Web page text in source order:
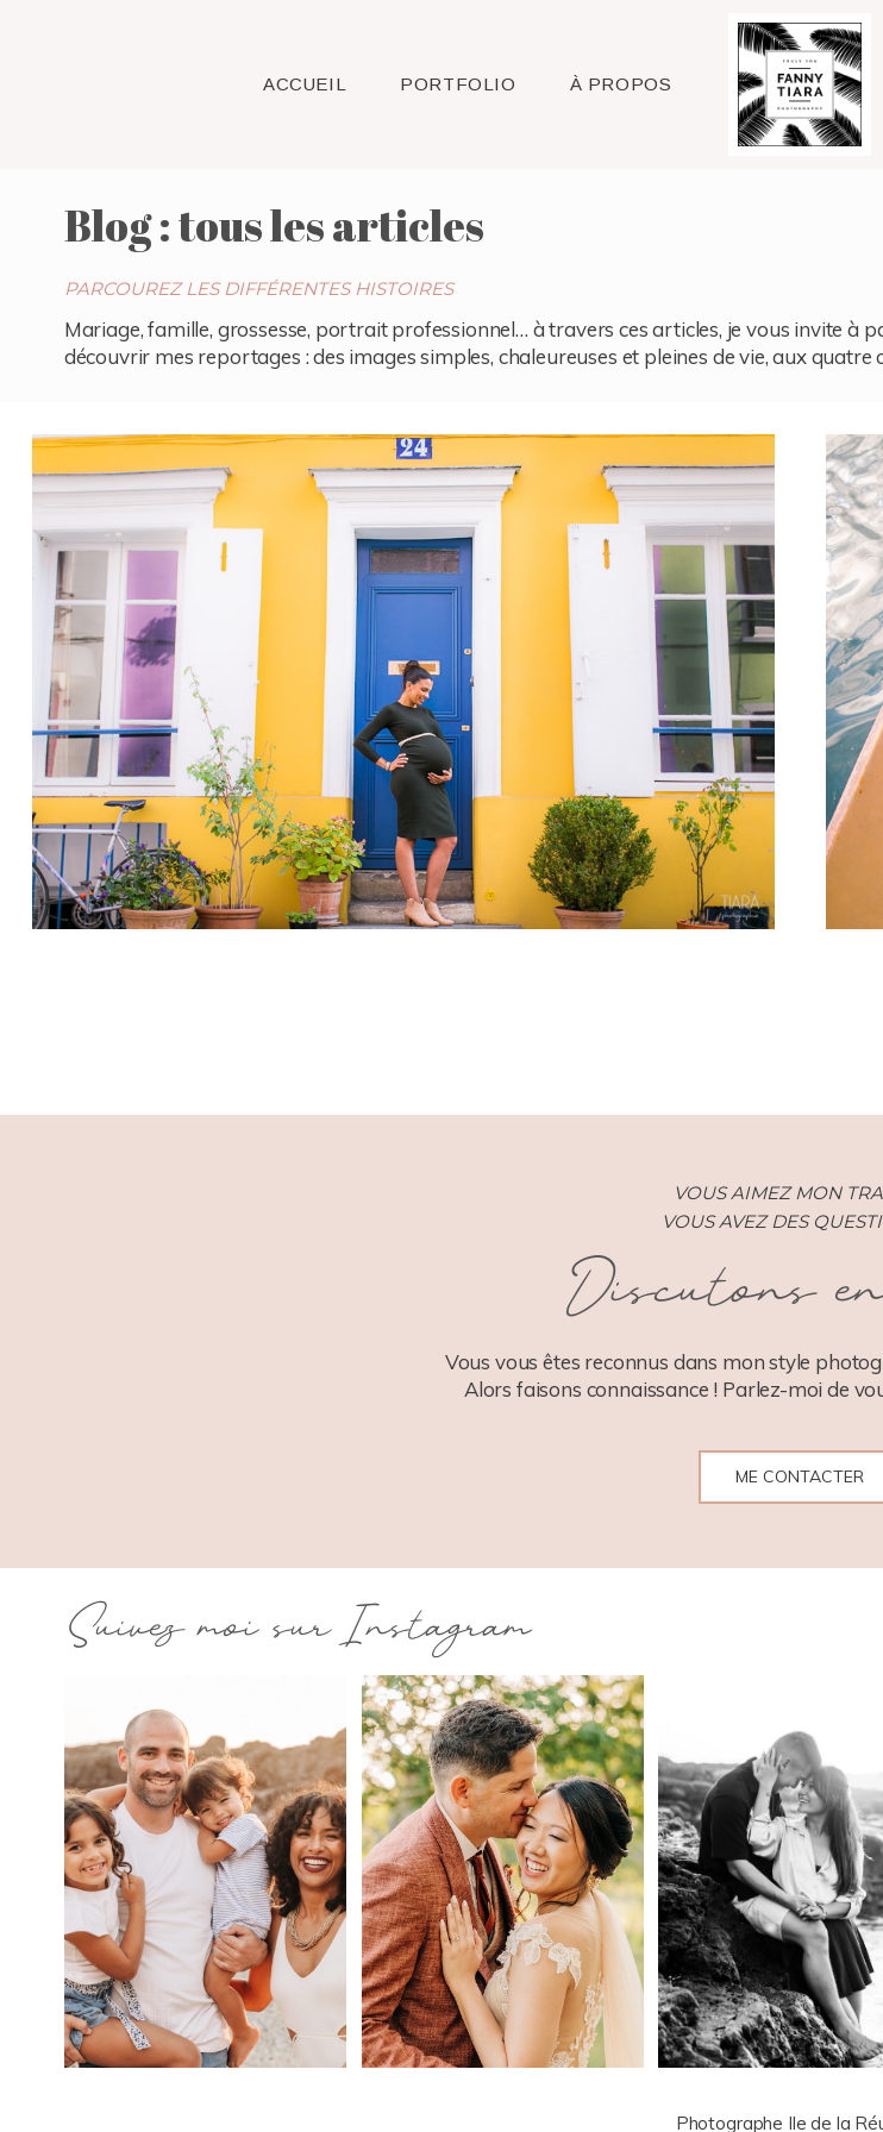
ACCUEIL PORTFOLIO À PROPOS Raleigh
Blog : tous les articles
PARCOUREZ LES DIFFÉRENTES HISTOIRES
Mariage, famille, grossesse, portrait professionnel… à travers ces articles, je vous invite à
découvrir mes reportages : des images simples, chaleureuses et pleines de vie, aux quatre
Grossesse – Estelle 8e mois – Paris (75)
VOUS AIMEZ MON
VOUS AVEZ DES
Discutons
Vous vous êtes reconnus dans mon style
Alors faisons connaissance ! Parlez-moi de
ME CONTACTER
Suivez moi sur Instagram
Photographe Ile de la